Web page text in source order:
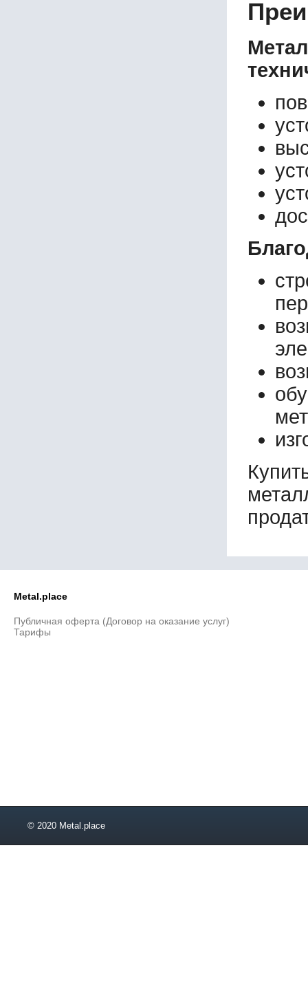
Metal.place
Публичная оферта (Договор на оказание услуг)
Тарифы
© 2020 Metal.place